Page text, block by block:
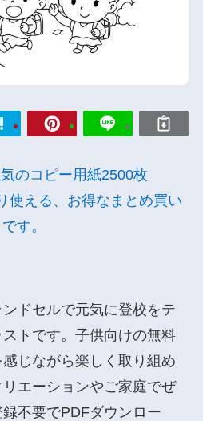
のコピー用紙2500枚
使える、お得なまとめ買い
です。
ドセルで元気に登校をテ
トです。子供向けの無料
じながら楽しく取り組め
エーションやご家庭でぜ
不要でPDFダウンロー